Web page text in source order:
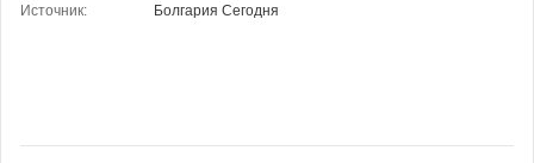
Источник: Болгария Сегодня